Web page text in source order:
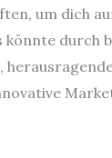
um dich
könnte durch